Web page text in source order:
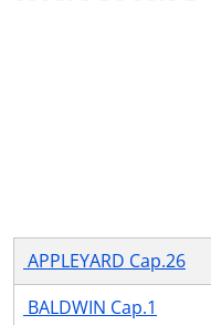
APPLEYARD Cap.26
BALDWIN Cap.1